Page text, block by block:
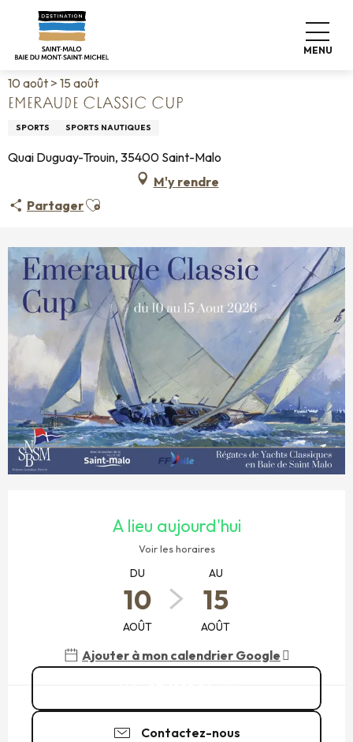
contenu
MENU
Accueil Vivre comme chez nous
Emeraude Classic Cup
10 août > 15 août
EMERAUDE CLASSIC CUP
SPORTS SPORTS NAUTIQUES
Quai Duguay-Trouin, 35400 Saint-Malo
M'y rendre
PartagerAjouter aux favoris
A lieu aujourd'hui
Voir les horaires
DU
10
AOÛT
AU
15
AOÛT
Ajouter à mon calendrier Google
Contactez-nous